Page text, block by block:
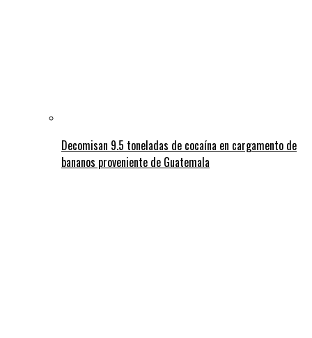
Decomisan 9.5 toneladas de cocaína en cargamento de
bananos proveniente de Guatemala